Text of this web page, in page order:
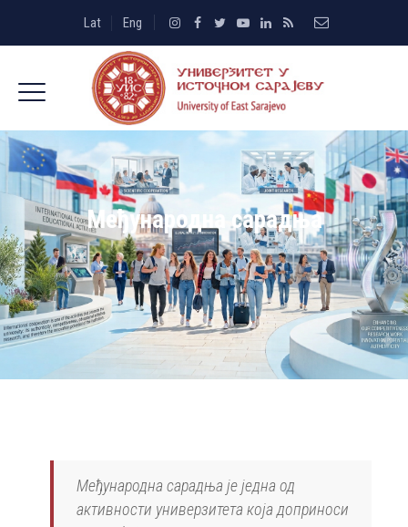
Lat Eng
Међународна сарадња
Међународна сарадња је једна од
активности универзитета која доприноси